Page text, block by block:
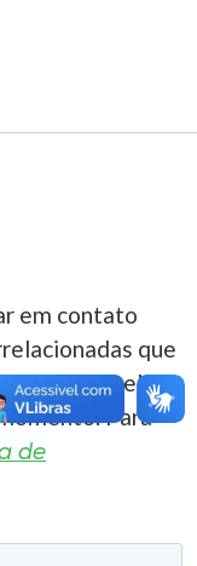
em contato
que
pode cancelar o
Para
de